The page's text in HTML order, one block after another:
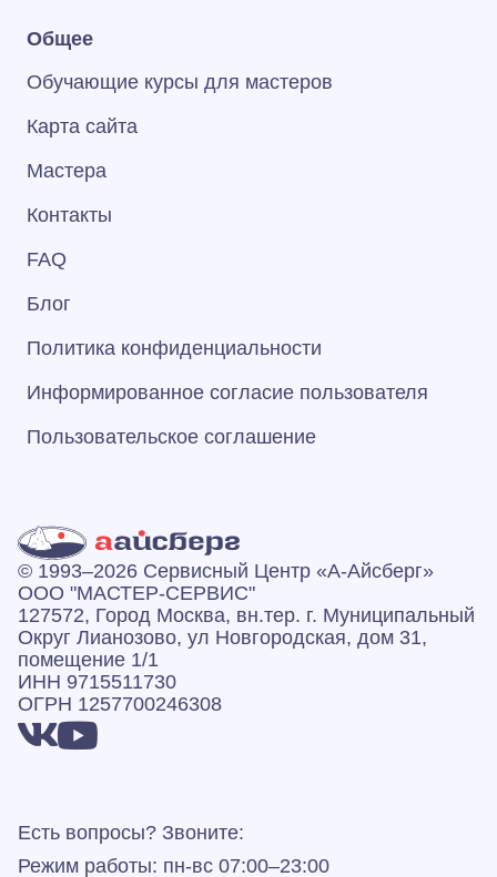
Общее
Обучающие курсы для мастеров
Карта сайта
Мастера
Контакты
FAQ
Блог
Политика конфиденциальности
Информированное согласие пользователя
Пользовательское соглашение
© 1993–2026 Сервисный Центр «А‑Айсберг»
ООО "МАСТЕР-СЕРВИС"
127572, Город Москва, вн.тер. г. Муниципальный
Округ Лианозово, ул Новгородская, дом 31,
помещение 1/1
ИНН 9715511730
ОГРН 1257700246308
Есть вопросы? Звоните:
Режим работы: пн-вс 07:00–23:00